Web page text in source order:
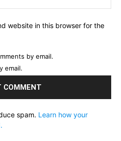
website in this browser for the
by email.
email.
spam. Learn how your